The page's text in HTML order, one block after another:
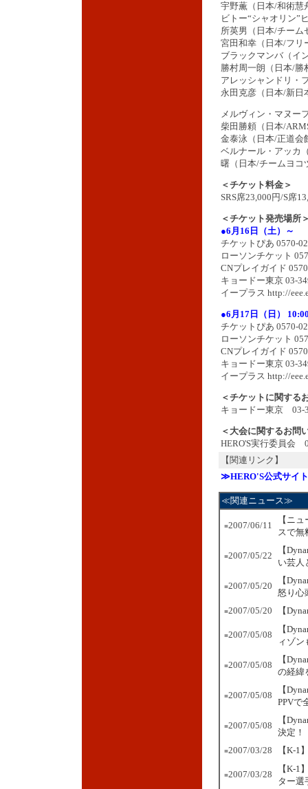
宇野薫（日本/和術慧
ビトー“シャオリン”
所英男（日本/チーム
宮田和幸（日本/フリ
ブラックマンバ（イ
勝村周一朗（日本/勝
アレッシャンドリ・
永田克彦（日本/新日
メルヴィン・マヌー
柴田勝頼（日本/
金泰泳（日本/正道会
ベルナール・アッカ
曙（日本/チームヨコ
＜チケット料金＞
SRS席23,000円/S席
＜チケット発売場所
●6月16日（土）～
チケットぴあ 0570-
ローソンチケット
CNプレイガイド
キョードー東京 03-
イープラス http://
●6月17日（日）
チケットぴあ 0570-
ローソンチケット
CNプレイガイド
キョードー東京 03-
イープラス http://
＜チケットに関する
キョードー東京 03-
＜大会に関するお問
HERO'S実行委員会
【関連リンク】
≫HERO'S公式サイト
≪関連ニュース≫
■2007/06/11
【ニ
スで無
■2007/05/22
【
い芸人
■2007/05/20
【
怒り心
■2007/05/20 【
■2007/05/08
【
ィゾン
■2007/05/08
【
の経緯
■2007/05/08
【
PPVで
■2007/05/08
【
決定！
■2007/03/28 【K-1
■2007/03/28
【K-1
ター選